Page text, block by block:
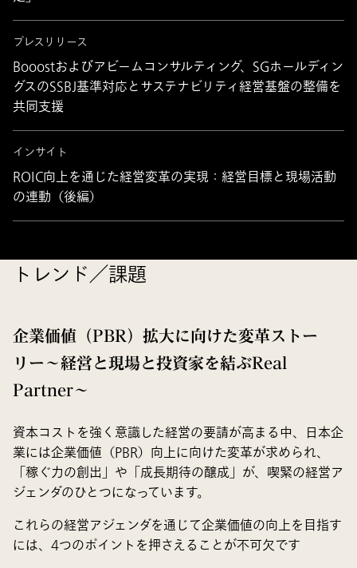
プレスリリース
Booostおよびアビームコンサルティング、SGホールディン
グスのSSBJ基準対応とサステナビリティ経営基盤の整備を
共同支援
インサイト
ROIC向上を通じた経営変革の実現：経営目標と現場活動
の連動（後編）
トレンド／課題
企業価値（PBR）拡大に向けた変革ストー
リー～経営と現場と投資家を結ぶReal
Partner～
資本コストを強く意識した経営の要請が高まる中、日本企
業には企業価値（PBR）向上に向けた変革が求められ、
「稼ぐ力の創出」や「成長期待の醸成」が、喫緊の経営ア
ジェンダのひとつになっています。
これらの経営アジェンダを通じて企業価値の向上を目指す
には、4つのポイントを押さえることが不可欠です